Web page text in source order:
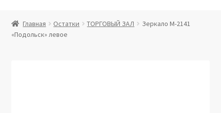
Витрина
Главная Остатки ТОРГОВЫЙ ЗАЛ
Зеркало М-2141
«Подольск» левое